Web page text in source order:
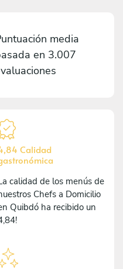
media
en 3.007
Calidad
calidad de los menús de
Chefs a Domicilio
Quibdó ha recibido un